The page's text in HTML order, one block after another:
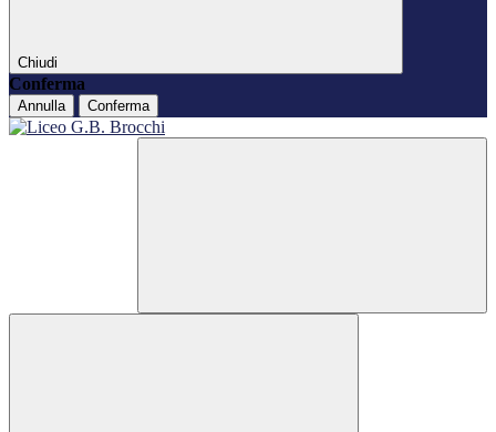
Chiudi
Conferma
Annulla Conferma